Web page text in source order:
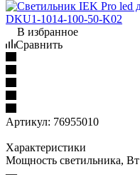
В избранное
Сравнить
Артикул: 76955010
Характеристики
Мощность светильника, Вт
—